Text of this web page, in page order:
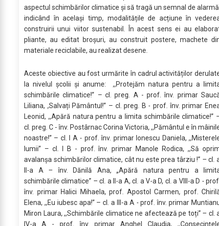
aspectul schimbărilor climatice și să tragă un semnal de
indicând în același timp, modalitățile de acțiune în
construirii unui viitor sustenabil. În acest sens ei au
pliante, au editat broșuri, au construit postere, machete
materiale reciclabile, au realizat desene.
Aceste obiective au fost urmărite în cadrul activităților
la nivelul școlii și anume: ,,Protejăm natura pentru a
schimbările climatice!” – cl. preg. A - prof. înv. primar
Liliana, ,Salvați Pământul!” – cl. preg. B - prof. înv. primar
Leonid, ,,Apără natura pentru a limita schimbările climatice!”
cl. preg. C - înv. Postârnac Corina Victoria, ,,Pământul e în
noastre!” – cl. I A - prof. înv. primar Ionescu Daniela,
lumii” – cl. I B - prof. înv. primar Manole Rodica, ,,Să
avalanşa schimbărilor climatice, cât nu este prea târziu !” – cl.
II-a A – înv. Dănilă Ana, „Apără natura pentru a
schimbările climatice” – cl. a II-a A, cl. a V-a D, cl. a VIII-a D -
înv. primar Halici Mihaela, prof. Apostol Carmen, prof.
Elena, ,,Eu iubesc apa!” – cl. a III-a A - prof. înv. primar
Miron Laura, ,,Schimbările climatice ne afectează pe toți” – cl.
IV-a A - prof. înv. primar Anghel Claudia,